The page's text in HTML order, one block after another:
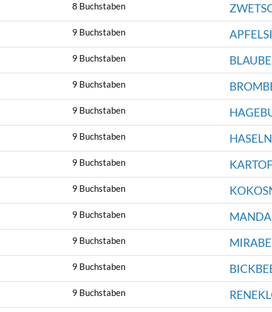
8 Buchstaben
9 Buchstaben
9 Buchstaben
9 Buchstaben
9 Buchstaben
9 Buchstaben
9 Buchstaben
9 Buchstaben
9 Buchstaben
9 Buchstaben
9 Buchstaben
9 Buchstaben